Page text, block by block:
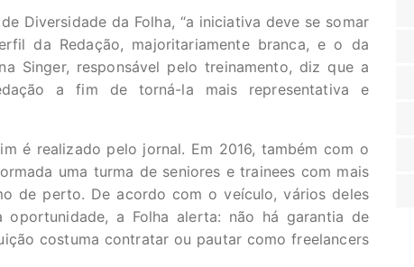
Diversidade da Folha, “a iniciativa deve se somar
da Redação, majoritariamente branca, e o da
Singer, responsável pelo treinamento, diz que a
a fim de torná-la mais representativa e
é realizado pelo jornal. Em 2016, também com o
uma turma de seniores e trainees com mais
de perto. De acordo com o veículo, vários deles
a Folha alerta: não há garantia de
costuma contratar ou pautar como freelancers